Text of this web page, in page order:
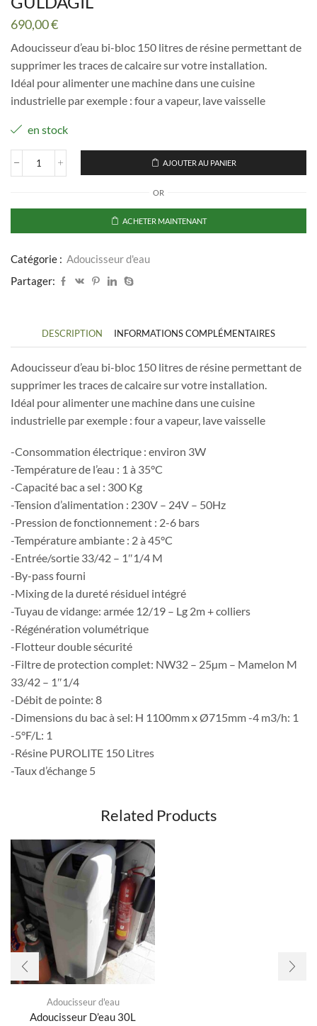
690,00€
Adoucisseur d’eau bi-bloc 150 litres de résine permettant de
supprimer les traces de calcaire sur votre installation.
Idéal pour alimenter une machine dans une cuisine
industrielle par exemple : four a vapeur, lave vaisselle
en stock
quantité
D'eau
bac
sel
AJOUTER AU PANIER
OR
ACHETER MAINTENANT
Catégorie : Adoucisseur d'eau
Partager:
DESCRIPTION INFORMATIONS COMPLÉMENTAIRES
Adoucisseur d’eau bi-bloc 150 litres de résine permettant de
supprimer les traces de calcaire sur votre installation.
Idéal pour alimenter une machine dans une cuisine
industrielle par exemple : four a vapeur, lave vaisselle
-Consommation électrique : environ 3W
-Température de l’eau : 1 à 35°C
-Capacité bac a sel : 300 Kg
-Tension d’alimentation : 230V – 24V – 50Hz
-Pression de fonctionnement : 2-6 bars
-Température ambiante : 2 à 45°C
-Entrée/sortie 33/42 – 1″1/4 M
-By-pass fourni
-Mixing de la dureté résiduel intégré
-Tuyau de vidange: armée 12/19 – Lg 2m + colliers
-Régénération volumétrique
-Flotteur double sécurité
-Filtre de protection complet: NW32 – 25µm – Mamelon M
33/42 – 1″1/4
-Débit de pointe: 8
-Dimensions du bac à sel: H 1100mm x Ø715mm -4 m3/h: 1
-5°F/L: 1
-Résine PUROLITE 150 Litres
-Taux d’échange 5
Related Products
Adoucisseur d'eau
Adoucisseur D’eau 30L